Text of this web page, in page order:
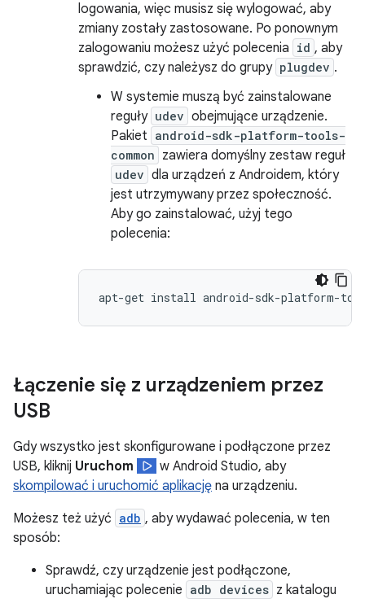
logowania, więc musisz się wylogować, aby
zmiany zostały zastosowane. Po ponownym
zalogowaniu możesz użyć polecenia id , aby
sprawdzić, czy należysz do grupy plugdev .
W systemie muszą być zainstalowane
reguły udev obejmujące urządzenie.
Pakiet android-sdk-platform-tools-
common zawiera domyślny zestaw reguł
udev dla urządzeń z Androidem, który
jest utrzymywany przez społeczność.
Aby go zainstalować, użyj tego
polecenia:
Łączenie się z urządzeniem przez
USB
Gdy wszystko jest skonfigurowane i podłączone przez
USB, kliknij Uruchom
w Android Studio, aby
skompilować i uruchomić aplikację na urządzeniu.
Możesz też użyć adb , aby wydawać polecenia, w ten
sposób:
Sprawdź, czy urządzenie jest podłączone,
uruchamiając polecenie adb devices z katalogu